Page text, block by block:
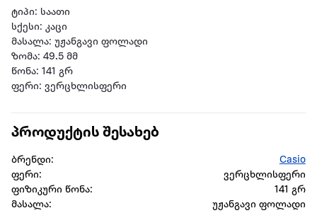
ტიპი: საათი
სქესი: კაცი
მასალა: უჟანგავი ფოლადი
ზომა: 49.5 მმ
წონა: 141 გრ
ფერი: ვერცხლისფერი
პროდუქტის შესახებ
ბრენდი:
Casio
ფერი:
ვერცხლისფერი
ფიზიკური წონა:
141 გრ
მასალა:
უჟანგავი ფოლადი